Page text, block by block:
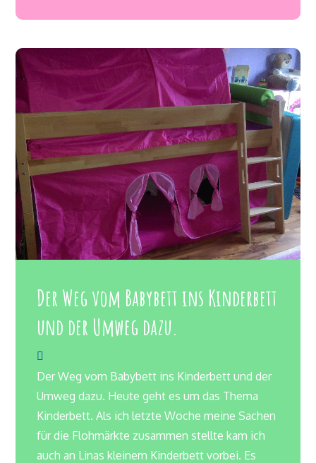
Der Weg vom Babybett ins Kinderbett
und der Umweg dazu.
Der Weg vom Babybett ins Kinderbett und der
Umweg dazu. Heute geht es um das Thema
Kinderbett. Als ich letzte Woche meine Sachen
für die Flohmärkte zusammen stellte kam ich
auch an Linas kleinem Kinderbett vorbei. Es